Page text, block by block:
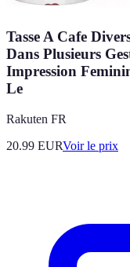
Tasse A Cafe
Dans Plusieurs
Impression
Le
Rakuten FR
20.99 EURVoir le prix